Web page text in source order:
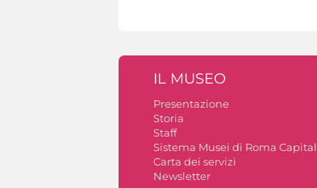
IL MUSEO
Presentazione
Storia
Staff
Sistema Musei di Roma
Carta dei servizi
Newsletter